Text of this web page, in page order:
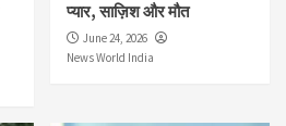
प्यार, साज़िश और मौत
June 24, 2026
News World India